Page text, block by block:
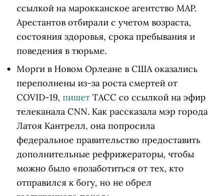
ссылкой на марокканское агентство MAP.
Арестантов отбирали с учетом возраста,
состояния здоровья, срока пребывания и
поведения в тюрьме.
Морги в Новом Орлеане в США оказались
переполнены из-за роста смертей от
COVID-19, пишет ТАСС со ссылкой на эфир
телеканала CNN. Как рассказала мэр города
Латоя Кантрелл, она попросила
федеральное правительство предоставить
дополнительные рефрижераторы, чтобы
можно было «позаботиться от тех, кто
отправился к богу, но не обрел